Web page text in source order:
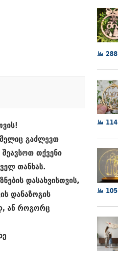
გაძლევთ
თქვენი
თანხას.
დასახვისთვის,
დანაზოგის
ან როგორც